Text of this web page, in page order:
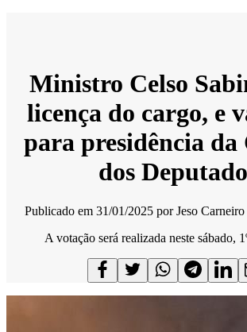
Ministro Celso
licença do cargo, e
para presidência da
dos
Publicado em 31/01/2025 porJeso Carneiro
A votação será realizada neste sábado,